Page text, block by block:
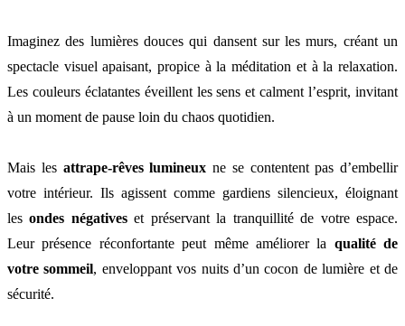
Imaginez des lumières douces qui dansent sur les murs, créant un
spectacle visuel apaisant, propice à la méditation et à la relaxation.
Les couleurs éclatantes éveillent les sens et calment l’esprit, invitant
à un moment de pause loin du chaos quotidien.
Mais les attrape-rêves lumineux ne se contentent pas d’embellir
votre intérieur. Ils agissent comme gardiens silencieux, éloignant
lesondes négativeset préservant la tranquillité de votre espace.
Leur présence réconfortante peut même améliorer la qualité de
votre sommeil, enveloppant vos nuits d’un cocon de lumière et de
sécurité.